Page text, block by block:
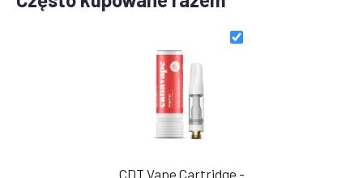
CDT Vape Cartridge -